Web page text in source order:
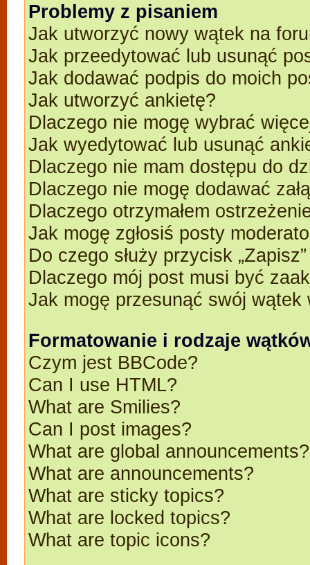
Problemy z pisaniem
Jak utworzyć nowy wątek na
Jak przeedytować lub usunąć
Jak dodawać podpis do moich
Jak utworzyć ankietę?
Dlaczego nie mogę wybrać
Jak wyedytować lub usunąć
Dlaczego nie mam dostępu do
Dlaczego nie mogę dodawać
Dlaczego otrzymałem
Jak mogę zgłosiś posty
Do czego służy przycisk
Dlaczego mój post musi być
Jak mogę przesunąć swój wątek
Formatowanie i rodzaje
Czym jest BBCode?
Can I use HTML?
What are Smilies?
Can I post images?
What are global announcements?
What are announcements?
What are sticky topics?
What are locked topics?
What are topic icons?